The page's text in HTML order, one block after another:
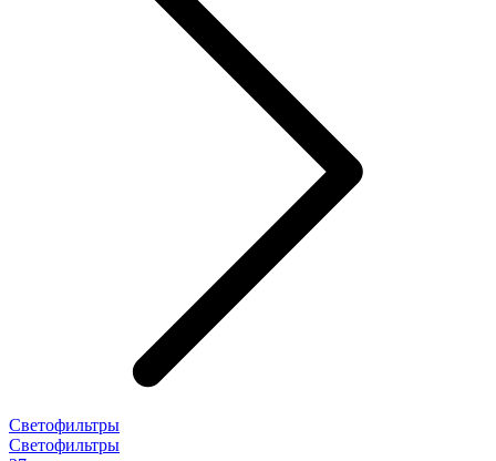
Светофильтры
Светофильтры